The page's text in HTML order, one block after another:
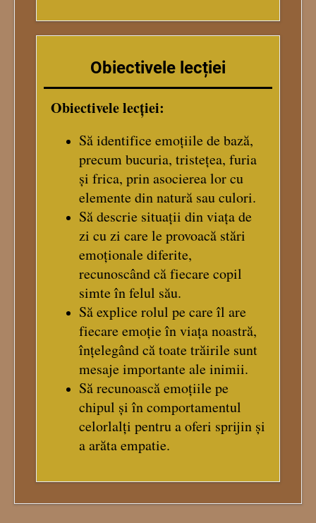
Obiectivele lecției
Obiectivele lecției:
Să identifice emoțiile de bază,
precum bucuria, tristețea, furia
și frica, prin asocierea lor cu
elemente din natură sau culori.
Să descrie situații din viața de
zi cu zi care le provoacă stări
emoționale diferite,
recunoscând că fiecare copil
simte în felul său.
Să explice rolul pe care îl are
fiecare emoție în viața noastră,
înțelegând că toate trăirile sunt
mesaje importante ale inimii.
Să recunoască emoțiile pe
chipul și în comportamentul
celorlalți pentru a oferi sprijin și
a arăta empatie.